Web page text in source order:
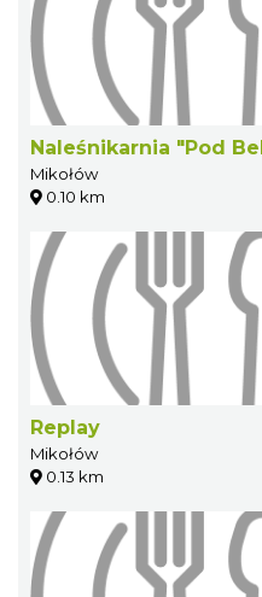
Naleśnikarnia "Pod
Mikołów
0.10 km
Replay
Mikołów
0.13 km